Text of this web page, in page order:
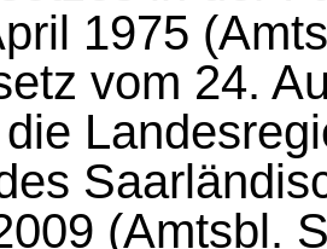
1975
vom 24.
(Amtsbl.